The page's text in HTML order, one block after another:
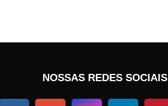
NOSSAS REDES SOCIAIS